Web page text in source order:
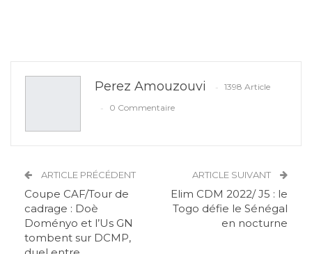
Perez Amouzouvi
1398 Article
0 Commentaire
ARTICLE PRÉCÉDENT
Coupe CAF/Tour de
cadrage : Doè
Doményo et l’Us GN
tombent sur DCMP,
ARTICLE SUIVANT
Elim CDM 2022/ J5 : le
Togo défie le Sénégal
en nocturne